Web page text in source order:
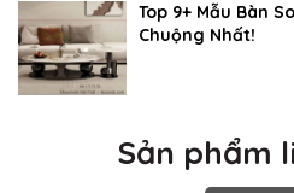
Top 9+ Mẫu Bàn
Chuộng Nhất!
Sản phẩm